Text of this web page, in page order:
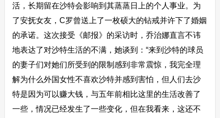
活，长期留在沙特会影响到其蒸蒸日上的个人事业。为
了安抚女友，C罗曾送上了一枚硕大的钻戒并许下了婚姻
的承诺。这次接受《邮报》的采访时，乔治娜直言不讳
地表达了对沙特生活的不满，她谈到：“来到沙特的球员
的妻子们对她们所受到的限制感到非常震惊，我完全理
解为什么外国女性不喜欢沙特并感到害怕，但人们去沙
特是因为可以赚大钱，与五年前相比这里的生活改善了
一些，情况已经发生了一些变化，但在我看来，这还不